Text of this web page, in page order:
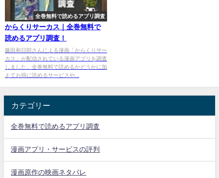
全巻無料で読めるアプリ調査
からくりサーカス｜全巻無料で
読めるアプリ調査！
藤田和日郎さんによる漫画「からくりサー
カス」が配信されている漫画アプリを調査
しました。全巻無料で読めるかどうかに加
えてお得に読めるサービスや...
カテゴリー
全巻無料で読めるアプリ調査
漫画アプリ・サービスの評判
漫画原作の映画ネタバレ